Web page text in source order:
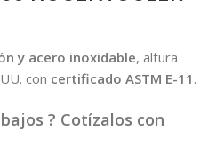
y acero inoxidable, altura
con certificado ASTM E-11 .
? Cotízalos con